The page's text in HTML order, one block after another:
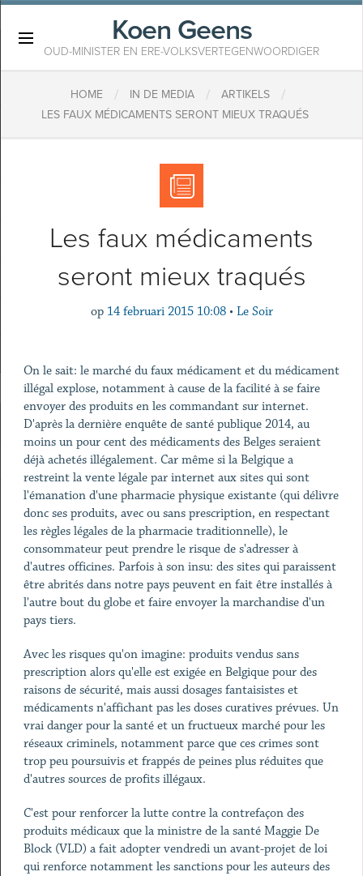
Koen Geens
OUD-MINISTER EN ERE-VOLKSVERTEGENWOORDIGER
HOME / IN DE MEDIA / ARTIKELS /
LES FAUX MÉDICAMENTS SERONT MIEUX TRAQUÉS
Les faux médicaments
seront mieux traqués
op 14 februari 2015 10:08 • Le Soir
On le sait: le marché du faux médicament et du médicament
illégal explose, notamment à cause de la facilité à se faire
envoyer des produits en les commandant sur internet.
D'après la dernière enquête de santé publique 2014, au
moins un pour cent des médicaments des Belges seraient
déjà achetés illégalement. Car même si la Belgique a
restreint la vente légale par internet aux sites qui sont
l'émanation d'une pharmacie physique existante (qui délivre
donc ses produits, avec ou sans prescription, en respectant
les règles légales de la pharmacie traditionnelle), le
consommateur peut prendre le risque de s'adresser à
d'autres officines. Parfois à son insu: des sites qui paraissent
être abrités dans notre pays peuvent en fait être installés à
l'autre bout du globe et faire envoyer la marchandise d'un
pays tiers.
Avec les risques qu'on imagine: produits vendus sans
prescription alors qu'elle est exigée en Belgique pour des
raisons de sécurité, mais aussi dosages fantaisistes et
médicaments n'affichant pas les doses curatives prévues. Un
vrai danger pour la santé et un fructueux marché pour les
réseaux criminels, notamment parce que ces crimes sont
trop peu poursuivis et frappés de peines plus réduites que
d'autres sources de profits illégaux.
C'est pour renforcer la lutte contre la contrefaçon des
produits médicaux que la ministre de la santé Maggie De
Block (VLD) a fait adopter vendredi un avant-projet de loi
qui renforce notamment les sanctions pour les auteurs des